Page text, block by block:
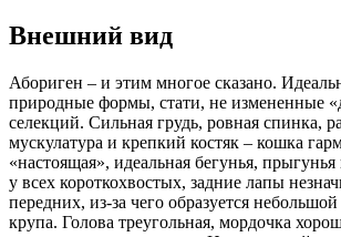
Внешний вид
Абориген – и этим многое сказано.
природные формы, стати, не измененные
селекций. Сильная грудь, ровная спинка,
мускулатура и крепкий костяк – кошка
«настоящая», идеальная бегунья,
у всех короткохвостых, задние лапы
передних, из-за чего образуется
крупа. Голова треугольная, мордочка